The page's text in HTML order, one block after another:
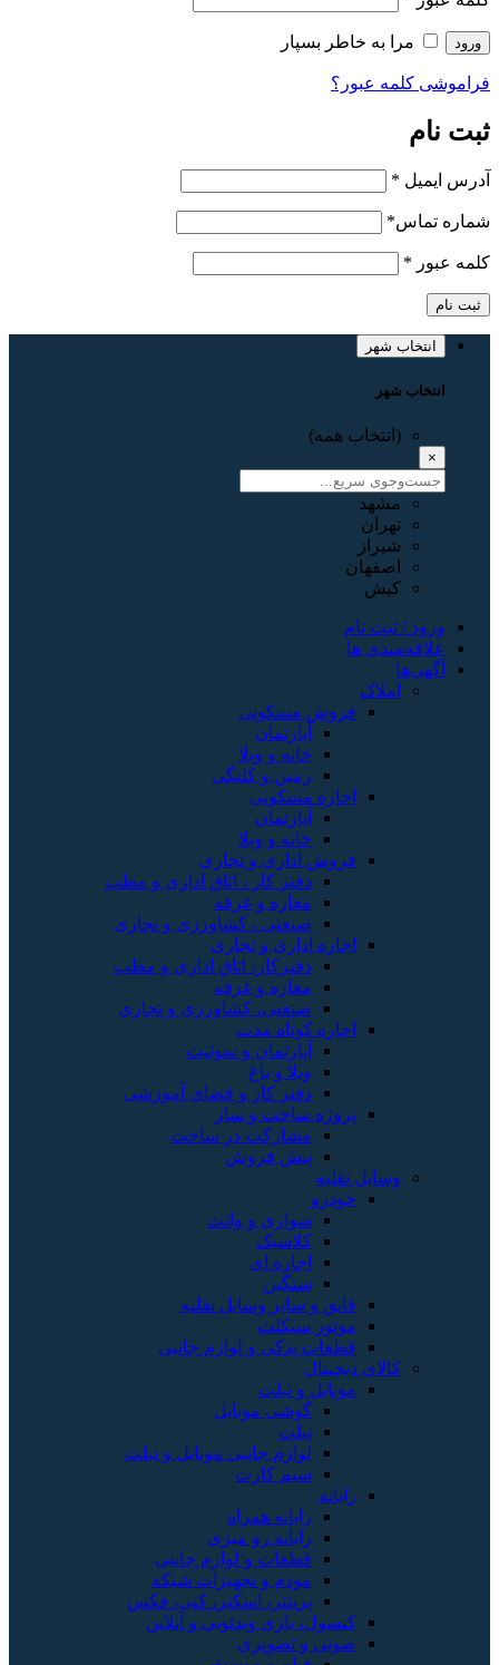
ورود مرا به خاطر بسپار
فراموشی کلمه عبور؟
ثبت نام
آدرس ایمیل *
شماره تماس*
کلمه عبور *
ثبت نام
انتخاب شهر
انتخاب شهر
(انتخاب همه)
×
مشهد
تهران
شیراز
اصفهان
کیش
ورود / ثبت نام
علاقه‌مندی ها
آگهی‌ها
املاک
فروش مسکونی
آپارتمان
خانه و ویلا
زمین و کلنگی
اجاره مسکونی
آپارتمان
خانه و ویلا
فروش اداری و تجاری
دفتر کار ، اتاق اداری و مطب
مغازه و غرفه
صنعتی ، کشاورزی و تجاری
اجاره اداری و تجاری
دفترکار، اتاق اداری و مطب
مغازه و غرفه
صنعتی، کشاورزی و تجاری
اجاره کوتاه مدت
آپارتمان و سوئیت
ویلا و باغ
دفتر کار و فضای آموزشی
پروژه ساخت و ساز
مشارکت در ساخت
پیش فروش
وسایل نقلیه
خودرو
سواری و وانت
کلاسیک
اجاره ای
سنگین
قایق و سایر وسایل نقلیه
موتور سیکلت
قطعات یدکی و لوازم جانبی
کالای دیجیتال
موبایل و تبلت
گوشی موبایل
تبلت
لوازم جانبی موبایل و تبلت
سیم کارت
رایانه
رایانه همراه
رایانه رو میزی
قطعات و لوازم جانبی
مودم و تجهیزات شبکه
پرینتر، اسکنر، کپی، فکس
کنسول، بازی‌ ویدئویی و آنلاین
صوتی و تصویری